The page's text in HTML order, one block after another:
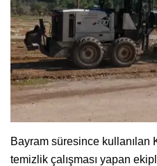
Bayram süresince kullanılan
temizlik çalışması yapan